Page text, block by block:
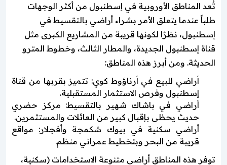
تُعد المناطق الأوروبية في إسطنبول من أكثر الوجهات
طلباً عندما يتعلق الأمر بشراء أراضي بالتقسيط في
إسطنبول، نظرًا لكونها قريبة من المشاريع الكبرى مثل
قناة إسطنبول الجديدة، والمطار الثالث، وخطوط المترو
الحديثة. ومن أبرز هذه المناطق:
أراضي للبيع في أرناؤوط كوي: تتميز بقربها من قناة
إسطنبول وفرص الاستثمار المستقبلية.
أراضي في باشاك شهير بالتقسيط: مركز حضري
حديث يحظى بإقبال كبير من العائلات والمستثمرين.
أراضي سكنية في بيوك شكمجة وأفجلار: مواقع
قريبة من البحر وبتخطيط عمراني منظم.
توفر هذه المناطق أراضي متنوعة الاستخدامات (سكنية،